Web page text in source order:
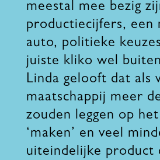
meestal mee bezig
productiecijfers, een
auto, politieke
juiste kliko wel
Linda gelooft dat als
maatschappij meer
zouden leggen op
‘maken’ en veel
uiteindelijke product